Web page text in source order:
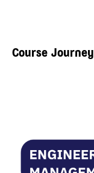
Course Journey